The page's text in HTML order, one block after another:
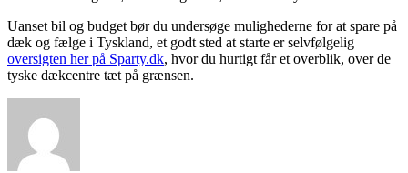
Uanset bil og budget bør du undersøge mulighederne for at spare på
dæk og fælge i Tyskland, et godt sted at starte er selvfølgelig
oversigten her på Sparty.dk, hvor du hurtigt får et overblik, over de
tyske dækcentre tæt på grænsen.